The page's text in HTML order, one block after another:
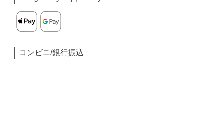
コンビニ/銀行振込